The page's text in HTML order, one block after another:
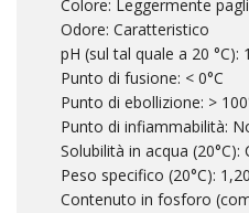
Colore: Leggermente
Odore: Caratteristico
pH (sul tal quale a 20 °C):
Punto di fusione: < 0°C
Punto di ebollizione: >
Punto di infiammabilità:
Solubilità in acqua (20°C):
Peso specifico (20°C):
Contenuto in fosforo